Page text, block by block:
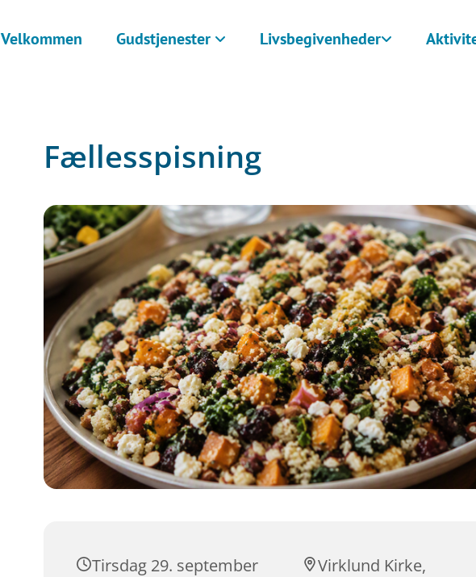
Velkommen Gudstjenester Livsbegivenheder
Fællesspisning
Tirsdag 29. september
Virklund Kirke,